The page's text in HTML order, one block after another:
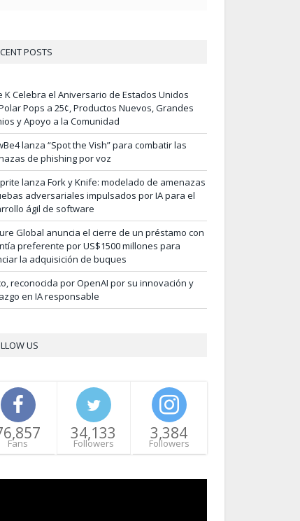
POSTS
K Celebra el Aniversario de Estados Unidos
Pops a 25¢, Productos Nuevos, Grandes
y Apoyo a la Comunidad
lanza “Spot the Vish” para combatir las
de phishing por voz
lanza Fork y Knife: modelado de amenazas
adversariales impulsados por IA para el
ágil de software
Global anuncia el cierre de un préstamo con
preferente por US$1500 millones para
la adquisición de buques
reconocida por OpenAI por su innovación y
en IA responsable
US
Fans
34,133
Followers
3,384
Followers